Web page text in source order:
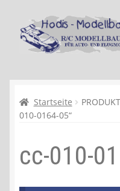
Zur
Navigation
springen
Zum
Inhalt
springen
Kasse
Recycling,
Startseite
010-0164-05“
cc-010-